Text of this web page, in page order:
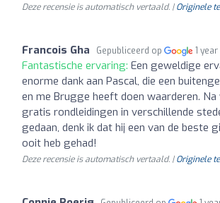
Deze recensie is automatisch vertaald. |Originele
Francois Gha Gepubliceerd op 1
Fantastische ervaring: Een geweldige
enorme dank aan Pascal, die een
en me Brugge heeft doen waarderen. Na
gratis rondleidingen in verschillende
gedaan, denk ik dat hij een van de beste
ooit heb gehad!
Deze recensie is automatisch vertaald. |Originele